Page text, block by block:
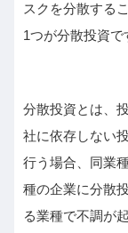
スクを分散する
1つが分散投資で
分散投資とは、
社に依存しない
行う場合、同業
種の企業に分散
る業種で不調が